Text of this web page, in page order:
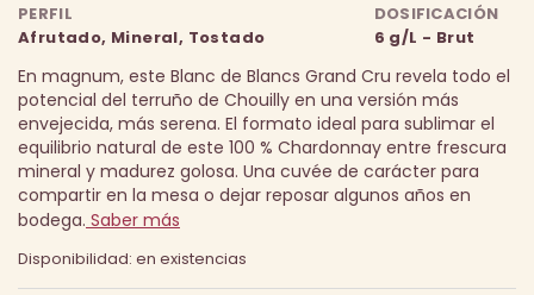
PERFIL
Afrutado, Mineral, Tostado
DOSIFICACIÓN
6 g/L - Brut
En magnum, este Blanc de Blancs Grand Cru revela todo el
potencial del terruño de Chouilly en una versión más
envejecida, más serena. El formato ideal para sublimar el
equilibrio natural de este 100 % Chardonnay entre frescura
mineral y madurez golosa. Una cuvée de carácter para
compartir en la mesa o dejar reposar algunos años en
bodega. Saber más
Disponibilidad: en existencias